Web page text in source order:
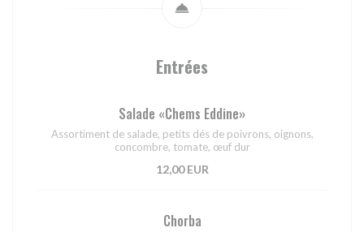
Entrées
Salade «Chems Eddine»
Assortiment de salade, petits dés de poivrons, oignons,
concombre, tomate, œuf dur
12,00 EUR
Chorba